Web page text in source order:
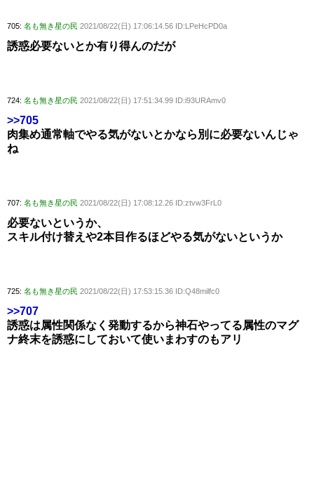
705: 名も無き星の民 2021/08/22(日) 17:06:14.56 ID:LPeHcPD0a
誘惑必要ないとか有り得んのだが
724: 名も無き星の民 2021/08/22(日) 17:51:34.99 ID:i93URAmv0
>>705
肉集め通常軸でやる気がないとかなら別に必要ないんじゃ
ね
707: 名も無き星の民 2021/08/22(日) 17:08:12.26 ID:ztvw3FrL0
必要ないというか、
スキル付け替えや2本目作るほどやる気がないというか
725: 名も無き星の民 2021/08/22(日) 17:53:15.36 ID:Q48milfc0
>>707
誘惑は属性関係なく発動するから神石やってる属性のマグ
ナ終末を誘惑にしておいて使いまわすのもアリ